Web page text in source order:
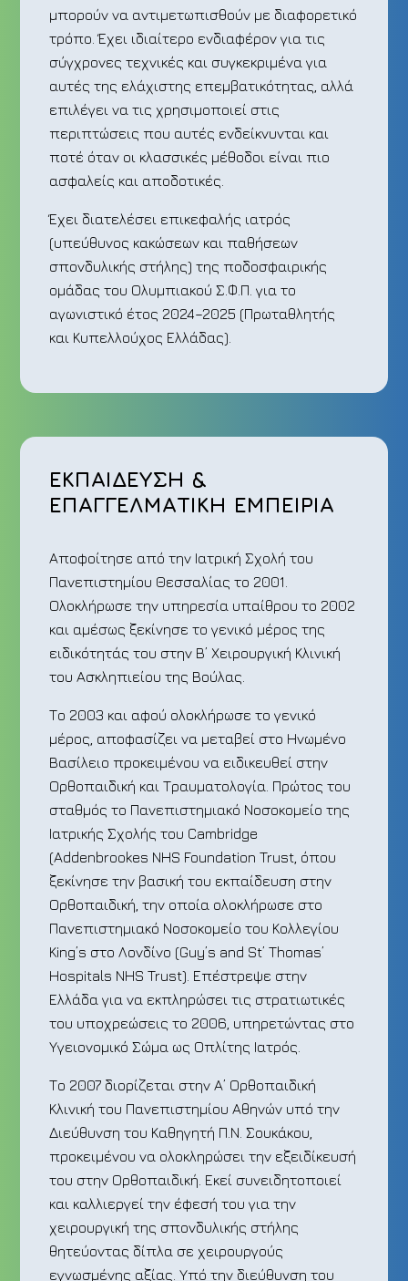
μπορούν να αντιμετωπισθούν με διαφορετικό
τρόπο. Έχει ιδιαίτερο ενδιαφέρον για τις
σύγχρονες τεχνικές και συγκεκριμένα για
αυτές της ελάχιστης επεμβατικότητας, αλλά
επιλέγει να τις χρησιμοποιεί στις
περιπτώσεις που αυτές ενδείκνυνται και
ποτέ όταν οι κλασσικές μέθοδοι είναι πιο
ασφαλείς και αποδοτικές.
Έχει διατελέσει επικεφαλής ιατρός
(υπεύθυνος κακώσεων και παθήσεων
σπονδυλικής στήλης) της ποδοσφαιρικής
ομάδας του Ολυμπιακού Σ.Φ.Π. για το
αγωνιστικό έτος 2024–2025 (Πρωταθλητής
και Κυπελλούχος Ελλάδας).
ΕΚΠΑΙΔΕΥΣΗ &
ΕΠΑΓΓΕΛΜΑΤΙΚΗ ΕΜΠΕΙΡΙΑ
Αποφοίτησε από την Ιατρική Σχολή του
Πανεπιστημίου Θεσσαλίας το 2001.
Ολοκλήρωσε την υπηρεσία υπαίθρου το 2002
και αμέσως ξεκίνησε το γενικό μέρος της
ειδικότητάς του στην Β’ Χειρουργική Κλινική
του Ασκληπιείου της Βούλας.
Το 2003 και αφού ολοκλήρωσε το γενικό
μέρος, αποφασίζει να μεταβεί στο Ηνωμένο
Βασίλειο προκειμένου να ειδικευθεί στην
Ορθοπαιδική και Τραυματολογία. Πρώτος του
σταθμός το Πανεπιστημιακό Νοσοκομείο της
Ιατρικής Σχολής του Cambridge
(Addenbrookes NHS Foundation Trust, όπου
ξεκίνησε την βασική του εκπαίδευση στην
Ορθοπαιδική, την οποία ολοκλήρωσε στο
Πανεπιστημιακό Νοσοκομείο του Κολλεγίου
King’s στο Λονδίνο (Guy’s and St’ Thomas’
Hospitals NHS Trust). Επέστρεψε στην
Ελλάδα για να εκπληρώσει τις στρατιωτικές
του υποχρεώσεις το 2006, υπηρετώντας στο
Υγειονομικό Σώμα ως Οπλίτης Ιατρός.
Το 2007 διορίζεται στην Α’ Ορθοπαιδική
Κλινική του Πανεπιστημίου Αθηνών υπό την
Διεύθυνση του Καθηγητή Π.Ν. Σουκάκου,
προκειμένου να ολοκληρώσει την εξειδίκευσή
του στην Ορθοπαιδική. Εκεί συνειδητοποιεί
και καλλιεργεί την έφεσή του για την
χειρουργική της σπονδυλικής στήλης
θητεύοντας δίπλα σε χειρουργούς
εγνωσμένης αξίας. Υπό την διεύθυνση του